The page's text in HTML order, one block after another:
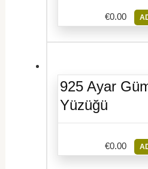
€0.00
925 Ayar
Yüzüğü
€0.00